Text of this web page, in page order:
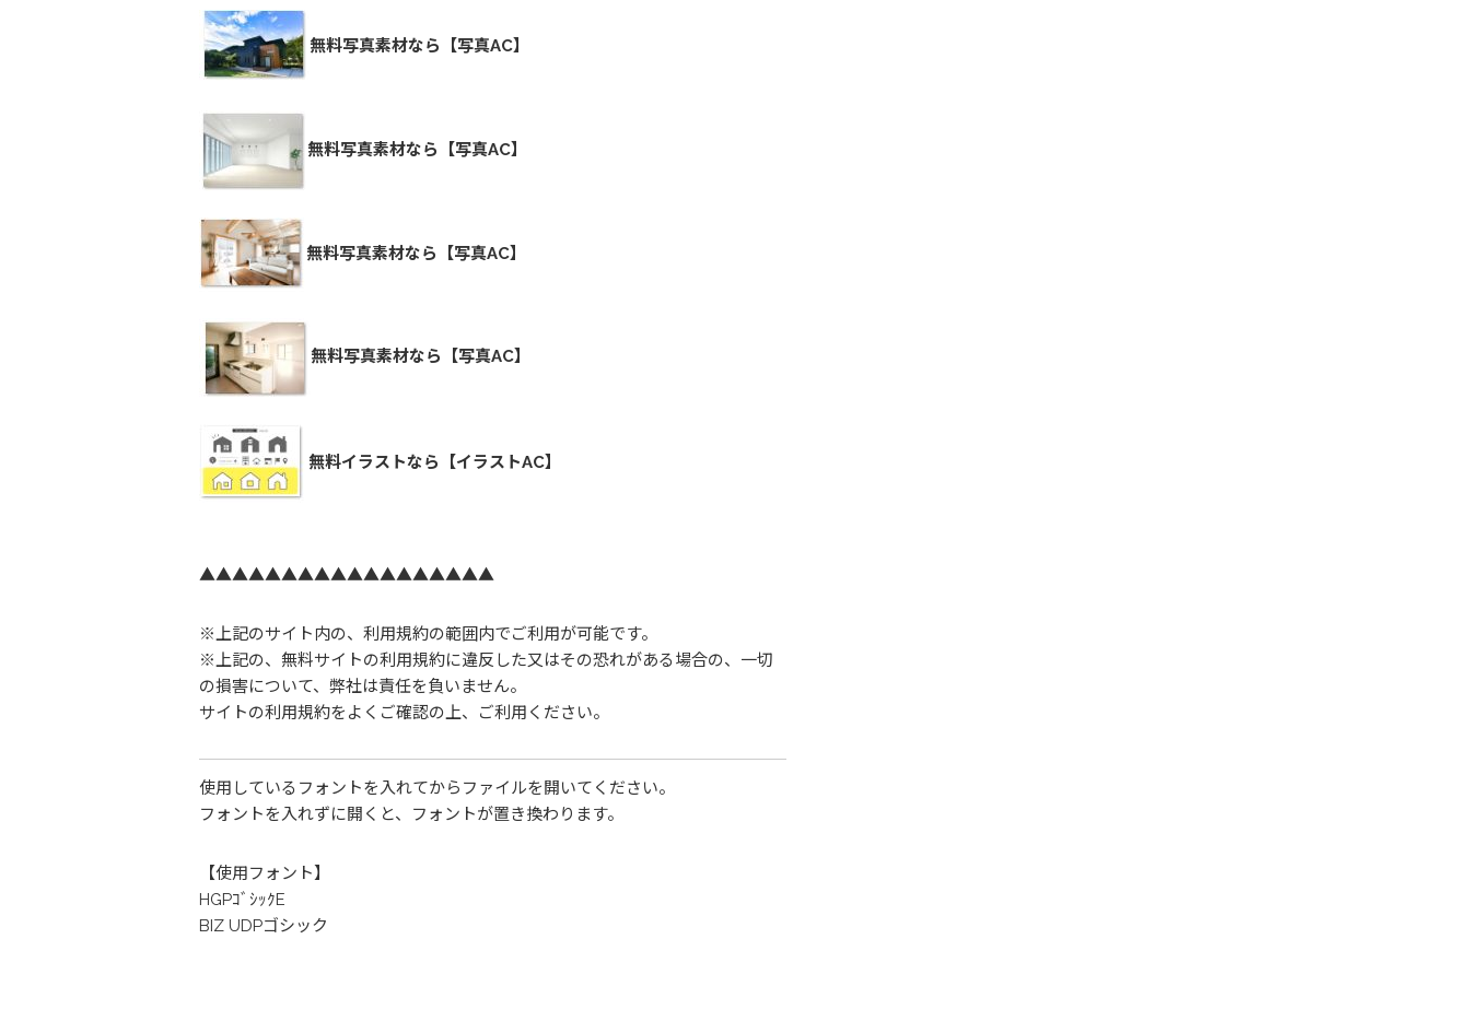
無料写真素材なら【写真AC】
無料写真素材なら【写真AC】
無料写真素材なら【写真AC】
無料写真素材なら【写真AC】
無料イラストなら【イラストAC】
▲▲▲▲▲▲▲▲▲▲▲▲▲▲▲▲▲▲
※上記のサイト内の、利用規約の範囲内でご利用が可能です。
※上記の、無料サイトの利用規約に違反した又はその恐れがある場合の、一切
の損害について、弊社は責任を負いません。
サイトの利用規約をよくご確認の上、ご利用ください。
使用しているフォントを入れてからファイルを開いてください。
フォントを入れずに開くと、フォントが置き換わります。
【使用フォント】
HGPｺﾞｼｯｸE
BIZ UDPゴシック